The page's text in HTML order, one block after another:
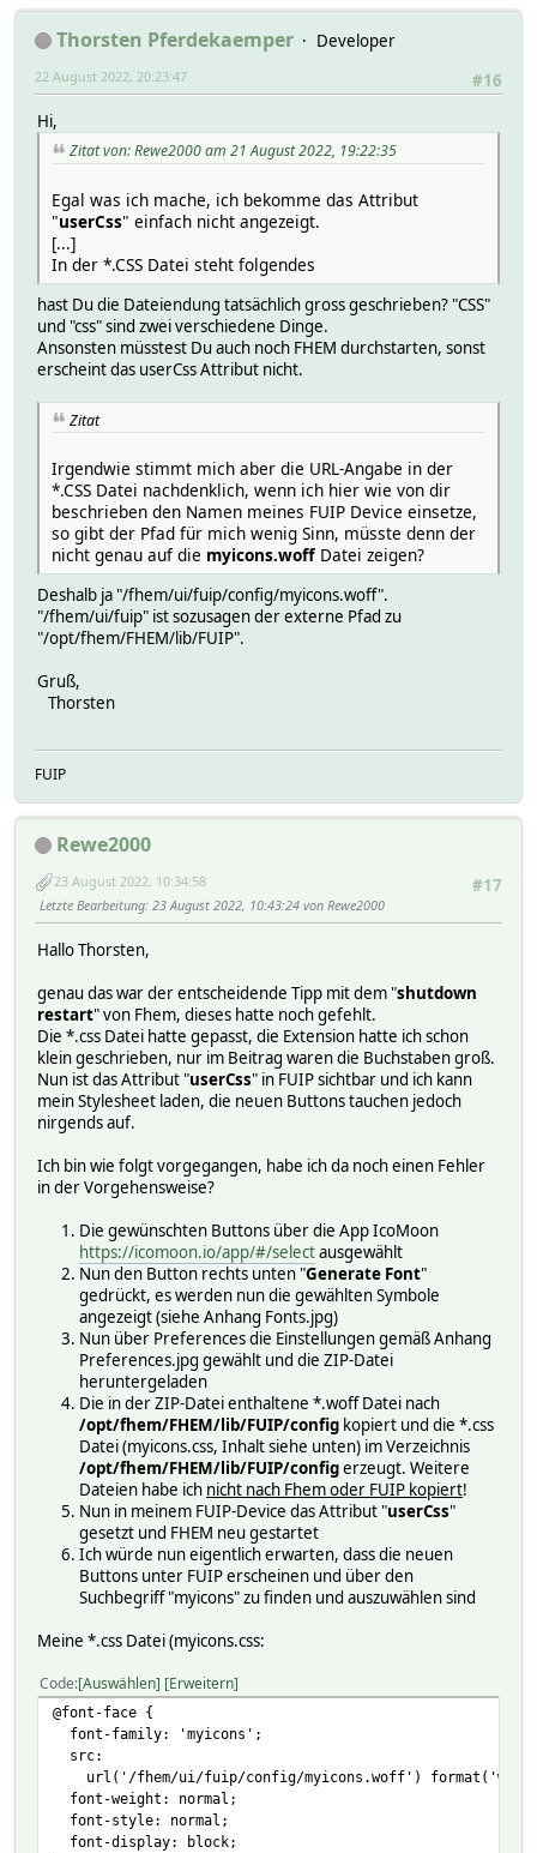
Thorsten Pferdekaemper
Developer
#16
22 August 2022, 20:23:47
Hi,
Zitat von: Rewe2000 am 21 August 2022, 19:22:35
Egal was ich mache, ich bekomme das Attribut
"userCss" einfach nicht angezeigt.
[...]
In der *.CSS Datei steht folgendes
hast Du die Dateiendung tatsächlich gross geschrieben? "CSS"
und "css" sind zwei verschiedene Dinge.
Ansonsten müsstest Du auch noch FHEM durchstarten, sonst
erscheint das userCss Attribut nicht.
Zitat
Irgendwie stimmt mich aber die URL-Angabe in der
*.CSS Datei nachdenklich, wenn ich hier wie von dir
beschrieben den Namen meines FUIP Device einsetze,
so gibt der Pfad für mich wenig Sinn, müsste denn der
nicht genau auf die myicons.woff Datei zeigen?
Deshalb ja "/fhem/ui/fuip/config/myicons.woff".
"/fhem/ui/fuip" ist sozusagen der externe Pfad zu
"/opt/fhem/FHEM/lib/FUIP".
Gruß,
Thorsten
FUIP
Rewe2000
#17
23 August 2022, 10:34:58
Letzte Bearbeitung: 23 August 2022, 10:43:24 von Rewe2000
Hallo Thorsten,
genau das war der entscheidende Tipp mit dem "shutdown
restart" von Fhem, dieses hatte noch gefehlt.
Die *.css Datei hatte gepasst, die Extension hatte ich schon
klein geschrieben, nur im Beitrag waren die Buchstaben groß.
Nun ist das Attribut "userCss" in FUIP sichtbar und ich kann
mein Stylesheet laden, die neuen Buttons tauchen jedoch
nirgends auf.
Ich bin wie folgt vorgegangen, habe ich da noch einen Fehler
in der Vorgehensweise?
Die gewünschten Buttons über die App IcoMoon
https://icomoon.io/app/#/selectausgewählt
Nun den Button rechts unten "Generate Font"
gedrückt, es werden nun die gewählten Symbole
angezeigt (siehe Anhang Fonts.jpg)
Nun über Preferences die Einstellungen gemäß Anhang
Preferences.jpg gewählt und die ZIP-Datei
heruntergeladen
Die in der ZIP-Datei enthaltene *.woff Datei nach
/opt/fhem/FHEM/lib/FUIP/config kopiert und die *.css
Datei (myicons.css, Inhalt siehe unten) im Verzeichnis
/opt/fhem/FHEM/lib/FUIP/configerzeugt. Weitere
Dateien habe ich nicht nach Fhem oder FUIP kopiert!
Nun in meinem FUIP-Device das Attribut "userCss"
gesetzt und FHEM neu gestartet
Ich würde nun eigentlich erwarten, dass die neuen
Buttons unter FUIP erscheinen und über den
Suchbegriff "myicons" zu finden und auszuwählen sind
Meine *.css Datei (myicons.css:
Code Auswählen Erweitern
@font-face {
font-family: 'myicons';
src:
url('/fhem/ui/fuip/config/myicons.woff')
font-weight: normal;
font-style: normal;
font-display: block;